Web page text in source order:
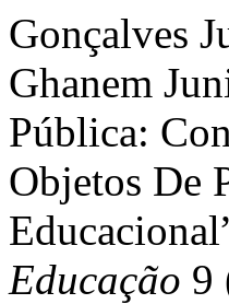
Gonçalves
Ghanem
Pública:
Objetos De
Educação 9